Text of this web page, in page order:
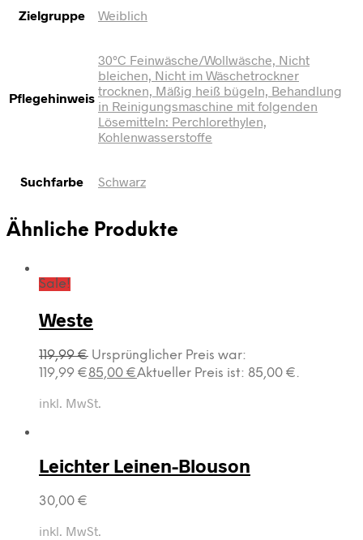
Zielgruppe Weiblich
Pflegehinweis
30°C Feinwäsche/Wollwäsche, Nicht
bleichen, Nicht im Wäschetrockner
trocknen, Mäßig heiß bügeln, Behandlung
in Reinigungsmaschine mit folgenden
Lösemitteln: Perchlorethylen,
Kohlenwasserstoffe
Suchfarbe Schwarz
Ähnliche Produkte
Sale!
Weste
119,99€ Ursprünglicher Preis war:
119,99 €85,00 €Aktueller Preis ist: 85,00 €.
inkl. MwSt.
Leichter Leinen-Blouson
30,00 €
inkl. MwSt.